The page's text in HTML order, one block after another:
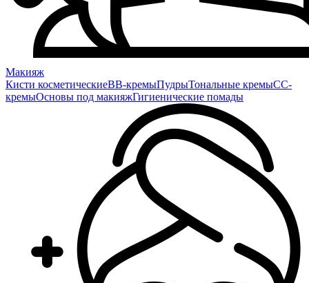
Макияж
Кисти косметическиеBB-кремыПудрыТональные кремыCC-
кремыОсновы под макияжГигиенические помады